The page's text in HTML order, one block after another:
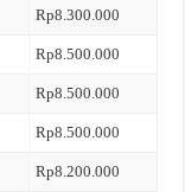
Rp8.300.000
Rp8.500.000
Rp8.500.000
Rp8.500.000
Rp8.200.000